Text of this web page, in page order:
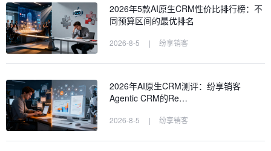
2026年5款AI原生CRM性价比排行榜：不
同预算区间的最优排名
2026-8-5 | 纷享销客
2026年AI原生CRM测评：纷享销客
Agentic CRM的Re…
2026-8-5 | 纷享销客